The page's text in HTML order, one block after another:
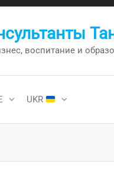
воспитание и
UKR